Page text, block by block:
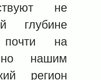
не
глубине
на
нашим
регион